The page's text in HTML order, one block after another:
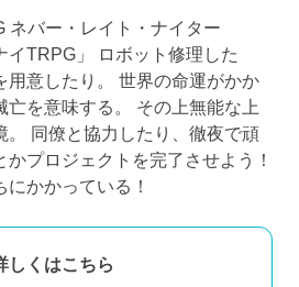
ネバー・レイト・ナイター
イTRPG」 ロボット修理した
用意したり。 世界の命運がかか
亡を意味する。 その上無能な上
。 同僚と協力したり、徹夜で頑
プロジェクトを完了させよう！
かかっている！
しくはこちら